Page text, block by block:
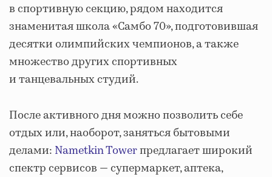
в спортивную секцию, рядом находится
знаменитая школа «Самбо 70», подготовившая
десятки олимпийских чемпионов, а также
множество других спортивных
и танцевальных студий.
После активного дня можно позволить себе
отдых или, наоборот, заняться бытовыми
делами: Nametkin Towerпредлагает широкий
спектр сервисов — супермаркет, аптека,